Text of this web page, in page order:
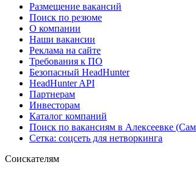
Размещение вакансий
Поиск по резюме
О компании
Наши вакансии
Реклама на сайте
Требования к ПО
Безопасный HeadHunter
HeadHunter API
Партнерам
Инвесторам
Каталог компаний
Поиск по вакансиям в Алексеевке
Сетка: соцсеть для нетворкинга
Соискателям